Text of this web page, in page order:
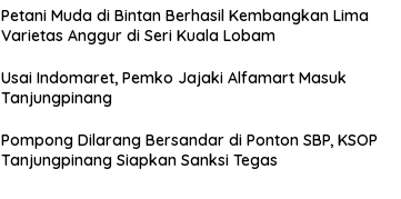
Petani Muda di Bintan Berhasil Kembangkan Lima
Varietas Anggur di Seri Kuala Lobam
Usai Indomaret, Pemko Jajaki Alfamart Masuk
Tanjungpinang
Pompong Dilarang Bersandar di Ponton SBP, KSOP
Tanjungpinang Siapkan Sanksi Tegas